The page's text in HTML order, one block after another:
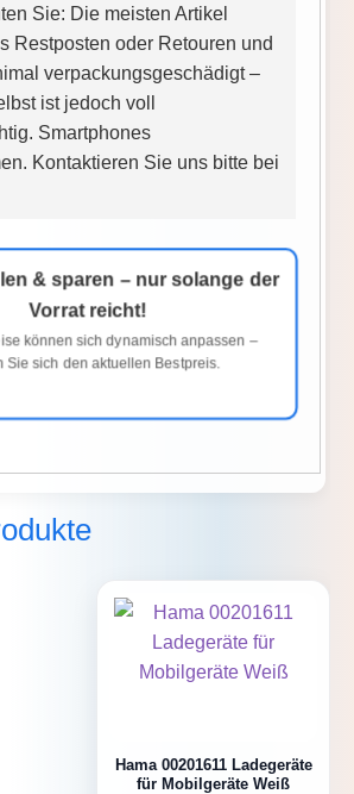
Sie: Die meisten Artikel
Restposten oder Retouren und
verpackungsgeschädigt –
ist jedoch voll
Smartphones
Kontaktieren Sie uns bitte bei
& sparen – nur solange der
Vorrat reicht!
können sich dynamisch anpassen –
Sie sich den aktuellen Bestpreis.
Hama 00201611 Ladegeräte
für Mobilgeräte Weiß